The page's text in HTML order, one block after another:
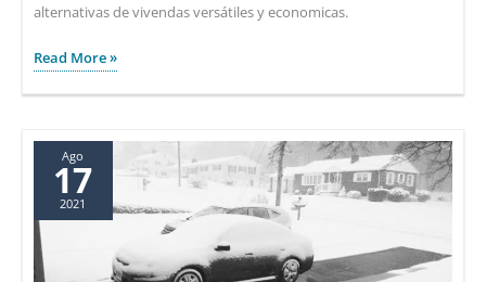
alternativas de vivendas versátiles y economicas.
Sistemas
Casas
Prefabricadas
Móviles
Read More »
Ago
17
2021